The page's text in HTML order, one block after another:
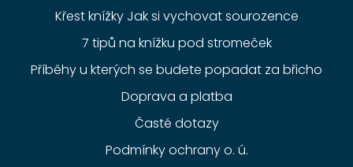
Křest knížky Jak si vychovat sourozence
7 tipů na knížku pod stromeček
Příběhy u kterých se budete popadat za břicho
Doprava a platba
Časté dotazy
Podmínky ochrany o. ú.